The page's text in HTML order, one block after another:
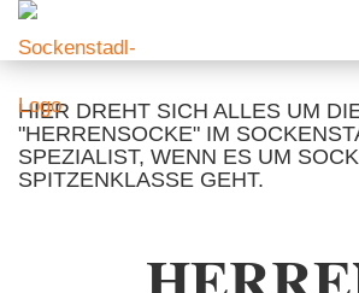
HIER DREHT SICH ALLES UM
"HERRENSOCKE" IM
SPEZIALIST, WENN ES UM
SPITZENKLASSE GEHT.